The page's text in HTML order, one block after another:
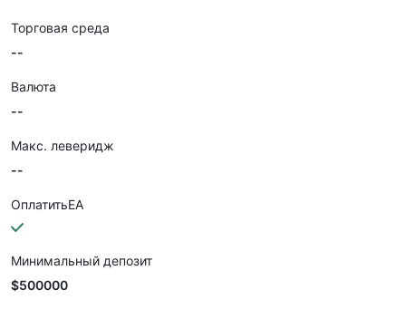
Торговая среда
--
Валюта
--
Макс. леверидж
--
ОплатитьEA
Минимальный депозит
$500000